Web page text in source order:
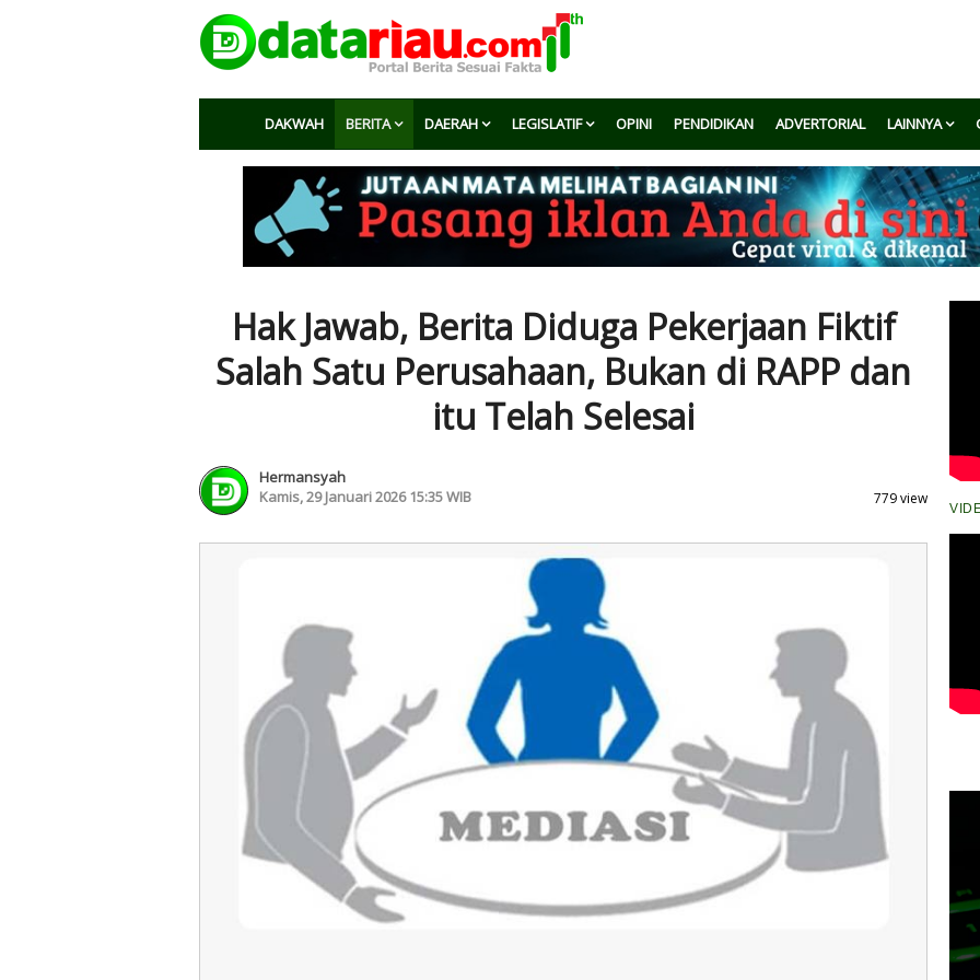
DAKWAH BERITA DAERAH LEGISLATIF OPINI PENDIDIKAN ADVERTORIAL LAINNYA
Hak Jawab, Berita Diduga Pekerjaan Fiktif
Salah Satu Perusahaan, Bukan di RAPP dan
itu Telah Selesai
Hermansyah
Kamis, 29 Januari 2026 15:35 WIB
779 view